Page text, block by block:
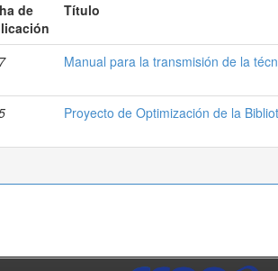
de
Título
Manual para la transmisión de la
Proyecto de Optimización de la